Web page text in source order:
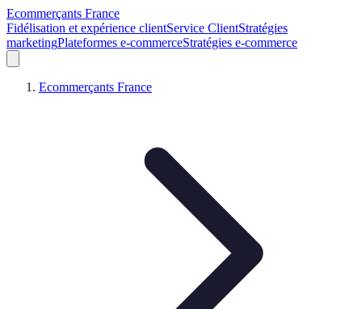
Ecommerçants France
Fidélisation et expérience clientService ClientStratégies
marketingPlateformes e-commerceStratégies e-commerce
Ecommerçants France